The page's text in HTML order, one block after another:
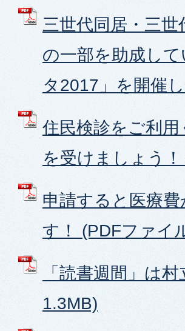
三世代同居・三
の一部を助成し
タ2017」を開催
住民検診をご利
を受けましょう
申請すると医療
す！ (PDFファイ
「読書週間」は
1.3MB)